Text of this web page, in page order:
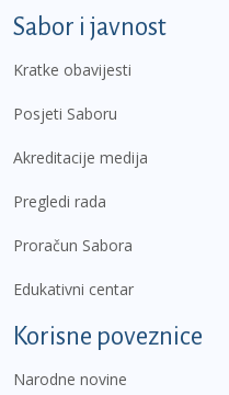
Sabor i javnost
Kratke obavijesti
Posjeti Saboru
Akreditacije medija
Pregledi rada
Proračun Sabora
Edukativni centar
Korisne poveznice
Narodne novine